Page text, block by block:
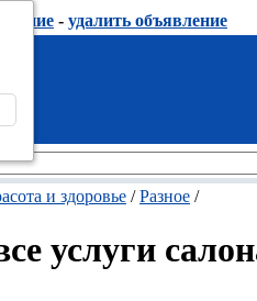
- удалить объявление
и здоровье /Разное /
услуги